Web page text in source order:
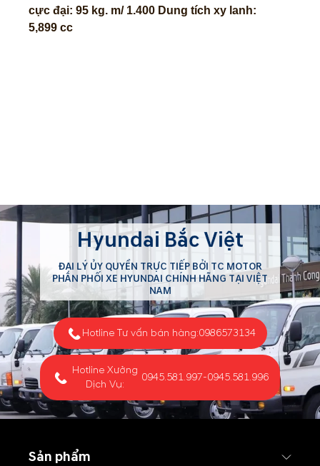
cực đại: 95 kg. m/ 1.400 Dung tích xy lanh:
5,899 cc
Hyundai Bắc Việt
ĐẠI LÝ ỦY QUYỀN TRỰC TIẾP BỞI TC MOTOR
PHÂN PHỐI XE HYUNDAI CHÍNH HÃNG TẠI VIỆT
NAM
Hotline Tư vấn bán hàng:0986573134
Hotline Xưởng
Dịch Vụ:
0945.581.997-0945.581.996
Sản phẩm